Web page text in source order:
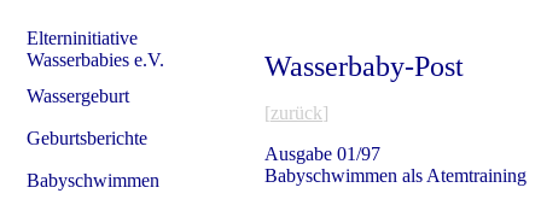
Elterninitiative
Wasserbabies e.V.
Wassergeburt
Geburtsberichte
Babyschwimmen
Wasserbaby-Post
[zurück]
Ausgabe 01/97
Babyschwimmen als Atemtraining